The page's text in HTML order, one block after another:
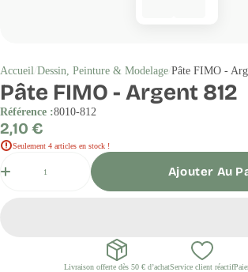
Accueil Dessin, Peinture & Modelage Pâte FIMO -
Pâte FIMO - Argent 812
Référence :8010-812
Prix
régulier
2,10 €
Seulement 4 articles en stock !
Ajouter Au
Livraison offerte dès 50 € d’achatService client réactif